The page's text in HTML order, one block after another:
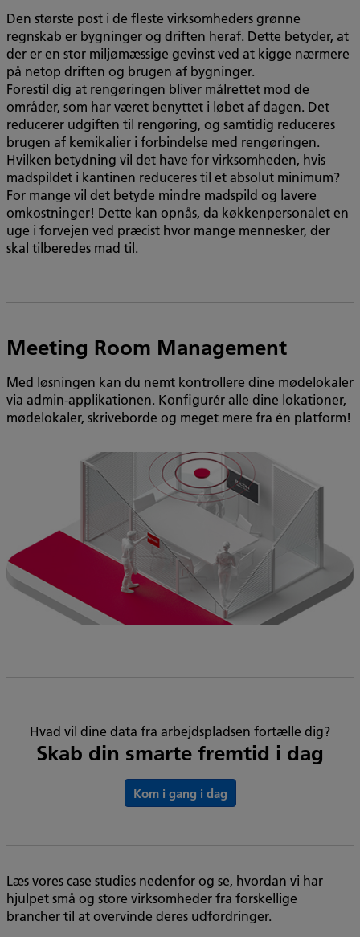
Den største post i de fleste virksomheders grønne
regnskab er bygninger og driften heraf. Dette betyder, at
der er en stor miljømæssige gevinst ved at kigge nærmere
på netop driften og brugen af bygninger.
Forestil dig at rengøringen bliver målrettet mod de
områder, som har været benyttet i løbet af dagen. Det
reducerer udgiften til rengøring, og samtidig reduceres
brugen af kemikalier i forbindelse med rengøringen.
Hvilken betydning vil det have for virksomheden, hvis
madspildet i kantinen reduceres til et absolut minimum?
For mange vil det betyde mindre madspild og lavere
omkostninger! Dette kan opnås, da køkkenpersonalet en
uge i forvejen ved præcist hvor mange mennesker, der
skal tilberedes mad til.
Meeting Room Management
Med løsningen kan du nemt kontrollere dine mødelokaler
via admin-applikationen. Konfigurér alle dine lokationer,
mødelokaler, skriveborde og meget mere fra én platform!
Hvad vil dine data fra arbejdspladsen fortælle dig?
Skab din smarte fremtid i dag
Kom i gang i dag
Læs vores case studies nedenfor og se, hvordan vi har
hjulpet små og store virksomheder fra forskellige
brancher til at overvinde deres udfordringer.